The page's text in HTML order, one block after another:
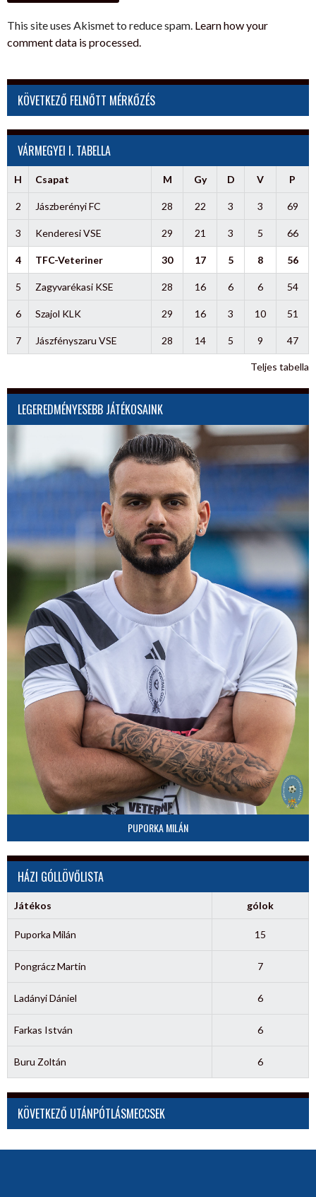
This site uses Akismet to reduce spam. Learn how your
comment data is processed.
KÖVETKEZŐ FELNŐTT MÉRKŐZÉS
VÁRMEGYEI I. TABELLA
H Csapat M Gy D V P
2 Jászberényi FC 28 22 3 3 69
3 Kenderesi VSE 29 21 3 5 66
4 TFC-Veteriner 30 17 5 8 56
5 Zagyvarékasi KSE 28 16 6 6 54
6 Szajol KLK 29 16 3 10 51
7 Jászfényszaru VSE 28 14 5 9 47
Teljes tabella
LEGEREDMÉNYESEBB JÁTÉKOSAINK
PUPORKA MILÁN
HÁZI GÓLLÖVŐLISTA
Játékos gólok
Puporka Milán 15
Pongrácz Martin 7
Ladányi Dániel 6
Farkas István 6
Buru Zoltán 6
KÖVETKEZŐ UTÁNPÓTLÁSMECCSEK